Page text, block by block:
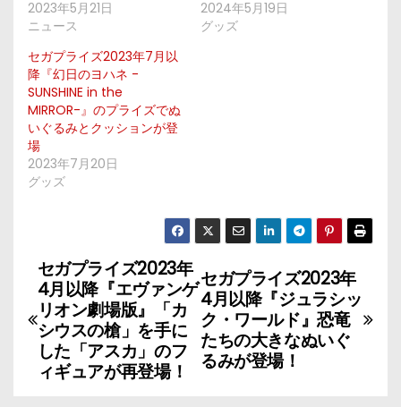
2023年5月21日
ニュース
2024年5月19日
グッズ
セガプライズ2023年7月以
降『幻日のヨハネ -
SUNSHINE in the
MIRROR-』のプライズでぬ
いぐるみとクッションが登
場
2023年7月20日
グッズ
投
稿
ナ
ビ
セガプライズ2023年
4月以降『ジュラシッ
ク・ワールド』恐竜
たちの大きなぬいぐ
るみが登場！
セガプライズ2023年
4月以降『エヴァンゲ
リオン劇場版』「カ
シウスの槍」を手に
した「アスカ」のフ
ィギュアが再登場！